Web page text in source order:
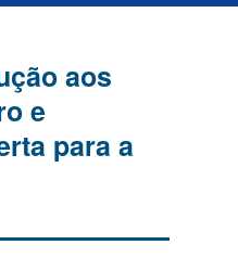
aos
e
para a